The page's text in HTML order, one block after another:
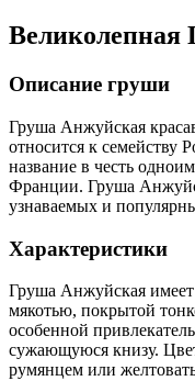
Великолепная
Описание груши
Груша Анжуйская
относится к семейству
название в честь
Франции. Груша
узнаваемых и
Характеристики
Груша Анжуйская
мякотью, покрытой
особенной
сужающуюся книзу.
румянцем или